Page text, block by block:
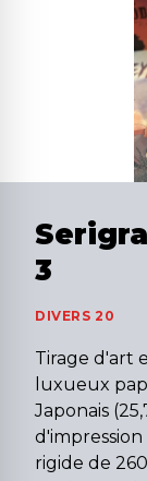
3
DIVERS 20
Tirage d'art
luxueux
Japonais
rigide de